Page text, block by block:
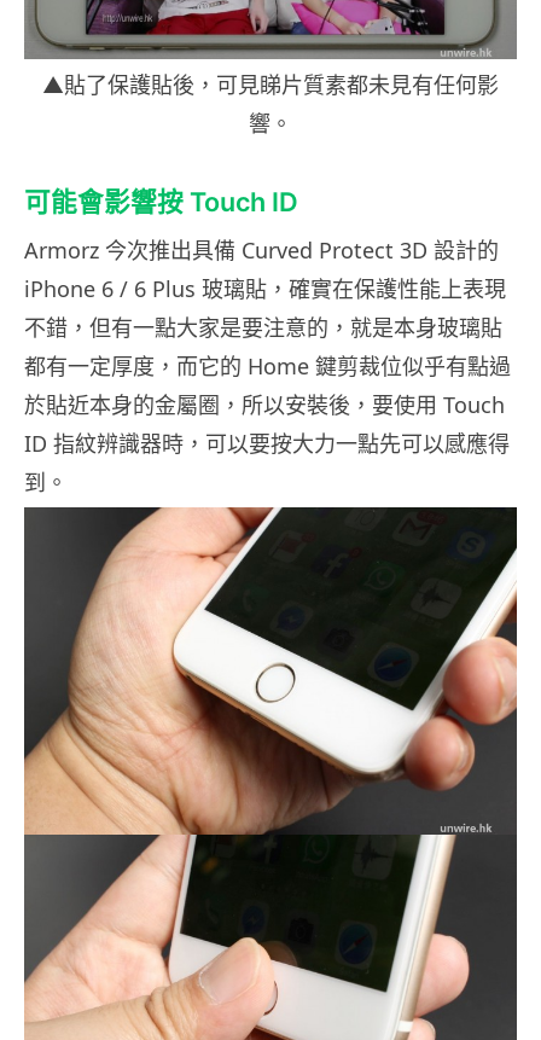
▲貼了保護貼後，可見睇片質素都未見有任何影
響。
可能會影響按 Touch ID
Armorz 今次推出具備 Curved Protect 3D 設計的
iPhone 6 / 6 Plus 玻璃貼，確實在保護性能上表現
不錯，但有一點大家是要注意的，就是本身玻璃貼
都有一定厚度，而它的 Home 鍵剪裁位似乎有點過
於貼近本身的金屬圈，所以安裝後，要使用 Touch
ID 指紋辨識器時，可以要按大力一點先可以感應得
到。